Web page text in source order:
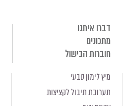
דברו איתנו
מתכונים
חוברות הבישול
מיץ לימון טבעי
תערובת תיבול לקציצות